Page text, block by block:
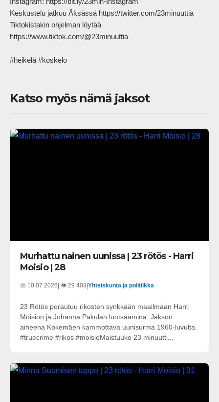
Keskustelu jatkuu Äksässä https://twitter.com/23minuuttia
Tiktokistakin ohjelman löytää
https://www.tiktok.com/@23minuuttia
#heikelä #koskelo
Katso myös nämä jaksot
Murhattu nainen uunissa | 23 rötös - Harri
Moisio | 28
📅 10.07.2026| 👁️ 29 403|Yhteiskunta ja politiikka
23 Rötös porautuu rikosten synkkään maailmaan Harri
Moision ja Johanna Pakulan luotsaamina. Jakson
aiheena Kokemäen kammottava uunisurma 1960-luvulta.
#truecrime #rikos #moisioMaistuuko 23 minuutti...